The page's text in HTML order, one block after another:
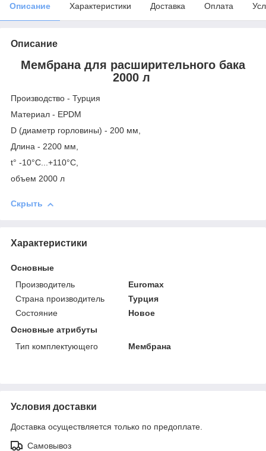
Описание Характеристики Доставка Оплата
Описание
Мембрана для расширительного бака
2000 л
Производство - Турция
Материал - EPDM
D (диаметр горловины) - 200 мм,
Длина - 2200 мм,
t° -10°C...+110°C,
объем 2000 л
Скрыть
Характеристики
Основные
Производитель
Euromax
Страна производитель
Турция
Состояние
Новое
Основные атрибуты
Тип комплектующего
Мембрана
Условия доставки
Доставка осуществляется только по предоплате.
Самовывоз